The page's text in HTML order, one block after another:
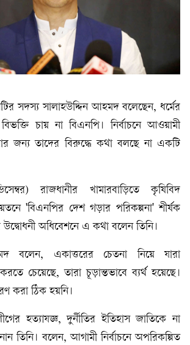
সদস্য সালাহউদ্দিন আহমদ বলেছেন, ধর্মের
চায় না বিএনপি। নির্বাচনে আওয়ামী
জন্য তাদের বিরুদ্ধে কথা বলছে না একটি
রাজধানীর খামারবাড়িতে কৃষিবিদ
'বিএনপির দেশ গড়ার পরিকল্পনা' শীর্ষক
উদ্বোধনী অধিবেশনে এ কথা বলেন তিনি।
বলেন, একাত্তরের চেতনা নিয়ে যারা
চেয়েছে, তারা চূড়ান্তভাবে ব্যর্থ হয়েছে।
করা ঠিক হয়নি।
হত্যাযজ্ঞ, দুর্নীতির ইতিহাস জাতিকে না
তিনি। বলেন, আগামী নির্বাচনে অপরিকল্পিত